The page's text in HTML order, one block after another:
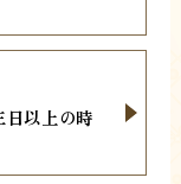
日以上の時